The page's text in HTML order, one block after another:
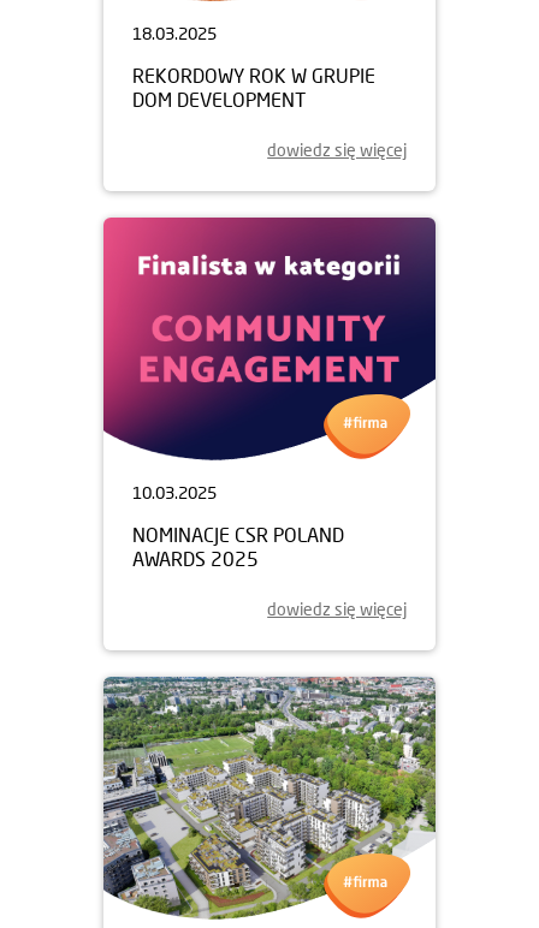
18.03.2025
REKORDOWY ROK W GRUPIE
DOM DEVELOPMENT
dowiedz się więcej
10.03.2025
NOMINACJE CSR POLAND
AWARDS 2025
dowiedz się więcej